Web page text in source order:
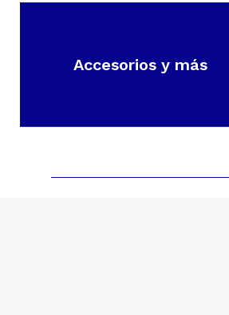
Accesorios y más